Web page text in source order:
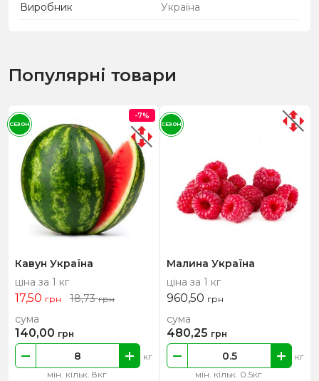
Виробник Україна
Популярні товари
Кавун Україна
ціна за 1 кг
17,50 грн 18,73грн
мін. кільк. 8кг
кг
сума
140,00 грн
-7%
СЕЗОН
Малина Україна
ціна за 1 кг
960,50 грн
мін. кільк. 0.5кг
кг
сума
480,25 грн
СЕЗОН